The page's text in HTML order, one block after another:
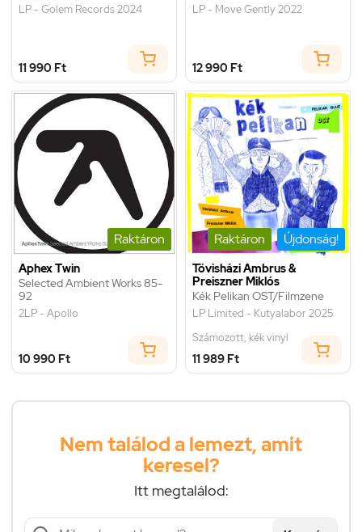
LP - Golem Records 2024
11 990 Ft
LP - Move Gently 2022
12 990 Ft
Raktáron
Aphex Twin
Selected Ambient Works 85-
92
2LP - Apollo
10 990 Ft
Raktáron Újdonság!
Tövisházi Ambrus &
Preiszner Miklós
Kék Pelikan OST/Filmzene
LP Limited - Kutyalabor 2025
Számozott, kék vinyl
11 989 Ft
Nem találod a lemezt, amit
keresel?
Itt megtalálod: